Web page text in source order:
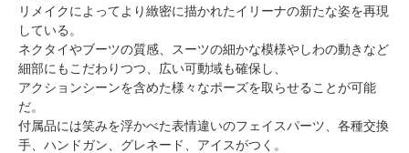
リメイクによってより緻密に描かれたイリーナの新たな姿を再現
している。
ネクタイやブーツの質感、スーツの細かな模様やしわの動きなど
細部にもこだわりつつ、広い可動域も確保し、
アクションシーンを含めた様々なポーズを取らせることが可能
だ。
付属品には笑みを浮かべた表情違いのフェイスパーツ、各種交換
手、ハンドガン、グレネード、アイスがつく。